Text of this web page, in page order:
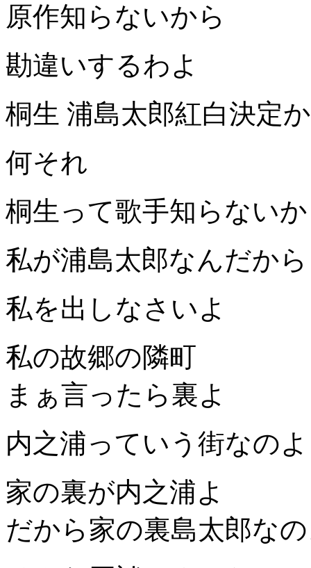
原作知らないから
勘違いするわよ
桐生 浦島太郎紅白決定か
何それ
桐生って歌手知らない
私が浦島太郎なんだから
私を出しなさいよ
私の故郷の隣町
まぁ言ったら裏よ
内之浦っていう街なのよ
家の裏が内之浦よ
だから家の裏島太郎な